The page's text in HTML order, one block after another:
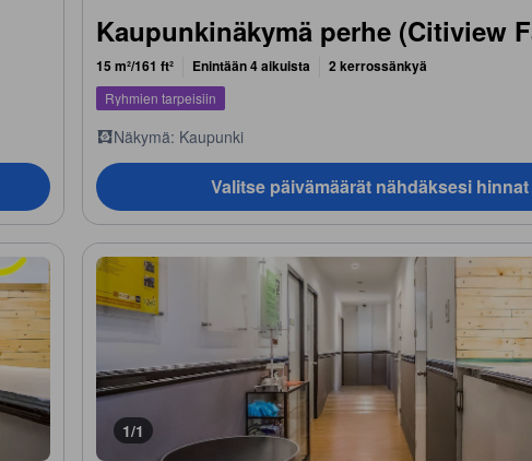
Kaupunkinäkymä perhe (Citiview
15 m²/161 ft² Enintään 4 aikuista 2 kerrossänkyä
Ryhmien tarpeisiin
Näkymä: Kaupunki
Valitse päivämäärät nähdäksesi hinnat
1/1